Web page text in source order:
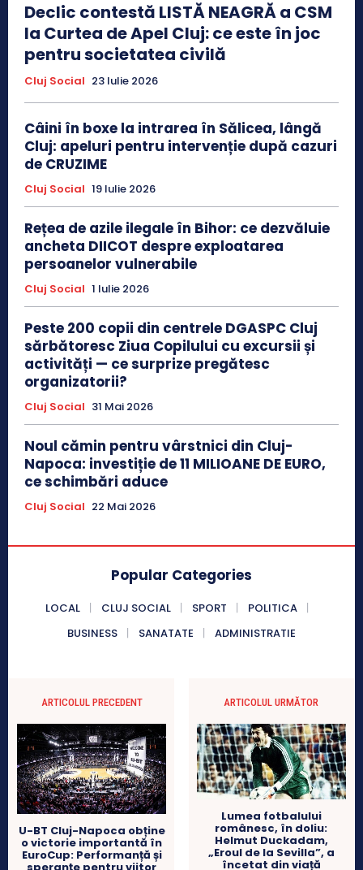
Declic contestă LISTĂ NEAGRĂ a CSM
la Curtea de Apel Cluj: ce este în joc
pentru societatea civilă
Cluj Social 23 Iulie 2026
Câini în boxe la intrarea în Sălicea, lângă
Cluj: apeluri pentru intervenție după cazuri
de CRUZIME
Cluj Social 19 Iulie 2026
Rețea de azile ilegale în Bihor: ce dezvăluie
ancheta DIICOT despre exploatarea
persoanelor vulnerabile
Cluj Social 1 Iulie 2026
Peste 200 copii din centrele DGASPC Cluj
sărbătoresc Ziua Copilului cu excursii și
activități — ce surprize pregătesc
organizatorii?
Cluj Social 31 Mai 2026
Noul cămin pentru vârstnici din Cluj-
Napoca: investiție de 11 MILIOANE DE EURO,
ce schimbări aduce
Cluj Social 22 Mai 2026
Popular Categories
LOCAL CLUJ SOCIAL SPORT
POLITICA
BUSINESS
SANATATE ADMINISTRATIE
ARTICOLUL PRECEDENT
U-BT Cluj-Napoca obține
o victorie importantă în
EuroCup: Performanță și
ARTICOLUL URMĂTOR
Lumea fotbalului
românesc, în doliu:
Helmut Duckadam,
„Eroul de la Sevilla”, a
încetat din viață